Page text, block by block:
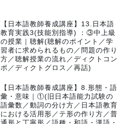
【日本語教師養成講座】13.日本語
教育実践3(技能別指導) ：③中上級
の授業｜聴解(聴解のポイント／学
習者に求められるもの／問題の作り
方／聴解授業の流れ／ディクトコン
ポ／ディクトグロス／再話)
【日本語教師養成講座】8.形態・語
彙・意味｜①(旧日本語能力試験の
語彙数／動詞の分け方／日本語教育
における活用形／テ形の作り方／普